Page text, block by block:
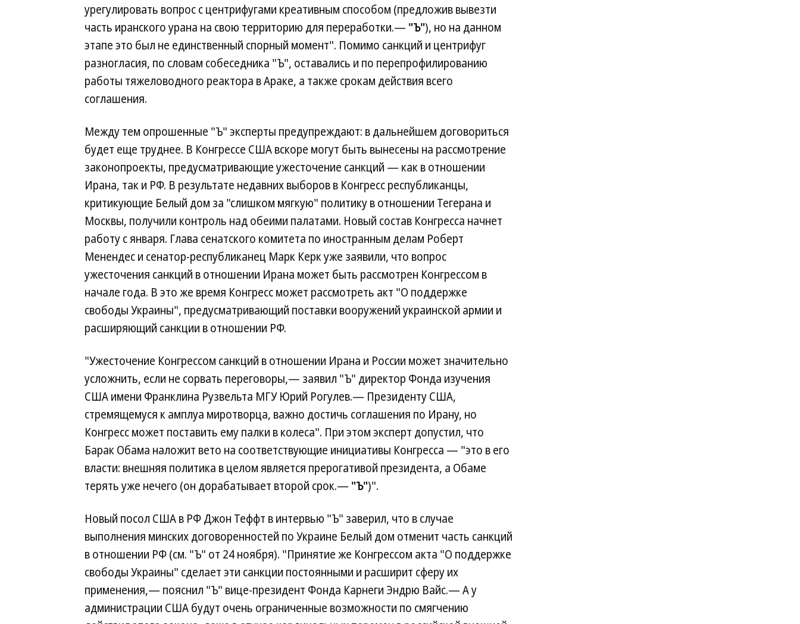
урегулировать вопрос с центрифугами креативным способом (предложив вывезти
часть иранского урана на свою территорию для переработки.— "Ъ"), но на данном
этапе это был не единственный спорный момент". Помимо санкций и центрифуг
разногласия, по словам собеседника "Ъ", оставались и по перепрофилированию
работы тяжеловодного реактора в Араке, а также срокам действия всего
соглашения.
Между тем опрошенные "Ъ" эксперты предупреждают: в дальнейшем договориться
будет еще труднее. В Конгрессе США вскоре могут быть вынесены на рассмотрение
законопроекты, предусматривающие ужесточение санкций — как в отношении
Ирана, так и РФ. В результате недавних выборов в Конгресс республиканцы,
критикующие Белый дом за "слишком мягкую" политику в отношении Тегерана и
Москвы, получили контроль над обеими палатами. Новый состав Конгресса начнет
работу с января. Глава сенатского комитета по иностранным делам Роберт
Менендес и сенатор-республиканец Марк Керк уже заявили, что вопрос
ужесточения санкций в отношении Ирана может быть рассмотрен Конгрессом в
начале года. В это же время Конгресс может рассмотреть акт "О поддержке
свободы Украины", предусматривающий поставки вооружений украинской армии и
расширяющий санкции в отношении РФ.
"Ужесточение Конгрессом санкций в отношении Ирана и России может значительно
усложнить, если не сорвать переговоры,— заявил "Ъ" директор Фонда изучения
США имени Франклина Рузвельта МГУ Юрий Рогулев.— Президенту США,
стремящемуся к амплуа миротворца, важно достичь соглашения по Ирану, но
Конгресс может поставить ему палки в колеса". При этом эксперт допустил, что
Барак Обама наложит вето на соответствующие инициативы Конгресса — "это в его
власти: внешняя политика в целом является прерогативой президента, а Обаме
терять уже нечего (он дорабатывает второй срок.— "Ъ")".
Новый посол США в РФ Джон Теффт в интервью "Ъ" заверил, что в случае
выполнения минских договоренностей по Украине Белый дом отменит часть санкций
в отношении РФ (см. "Ъ" от 24 ноября). "Принятие же Конгрессом акта "О поддержке
свободы Украины" сделает эти санкции постоянными и расширит сферу их
применения,— пояснил "Ъ" вице-президент Фонда Карнеги Эндрю Вайс.— А у
администрации США будут очень ограниченные возможности по смягчению